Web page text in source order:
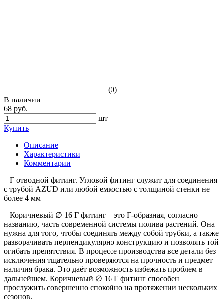
(0)
В наличии
68 руб.
шт
Купить
Описание
Характеристики
Комментарии
Г отводной фитинг. Угловой фитинг служит для соединения
с трубой AZUD или любой емкостью с толщиной стенки не
более 4 мм
Коричневый ∅ 16 Г фитинг – это Г-образная, согласно
названию, часть современной системы полива растений. Она
нужна для того, чтобы соединять между собой трубки, а также
разворачивать перпендикулярно конструкцию и позволять той
огибать препятствия. В процессе производства все детали без
исключения тщательно проверяются на прочность и предмет
наличия брака. Это даёт возможность избежать проблем в
дальнейшем. Коричневый ∅ 16 Г фитинг способен
прослужить совершенно спокойно на протяжении нескольких
сезонов.